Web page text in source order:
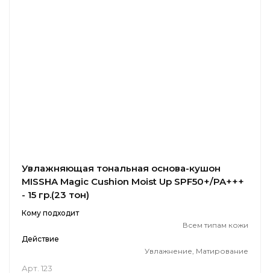
Увлажняющая тональная основа-кушон
MISSHA Magic Cushion Moist Up SPF50+/PA+++
- 15 гр.(23 тон)
Кому подходит
Всем типам кожи
Действие
Увлажнение, Матирование
Арт. 123